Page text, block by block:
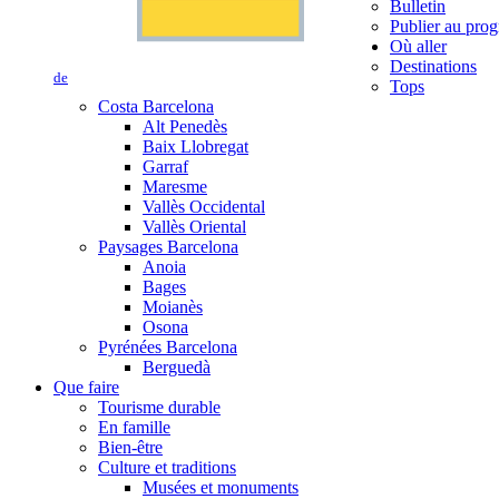
de
Bulletin
Publier au
Où aller
Destinations
Tops
Costa Barcelona
Alt Penedès
Baix Llobregat
Garraf
Maresme
Vallès Occidental
Vallès Oriental
Paysages Barcelona
Anoia
Bages
Moianès
Osona
Pyrénées Barcelona
Berguedà
Que faire
Tourisme durable
En famille
Bien-être
Culture et traditions
Musées et monuments